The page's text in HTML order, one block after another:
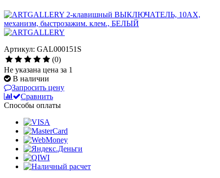
Артикул: GAL000151S
(0)
Не указана цена за 1
В наличии
Запросить цену
Сравнить
Способы оплаты